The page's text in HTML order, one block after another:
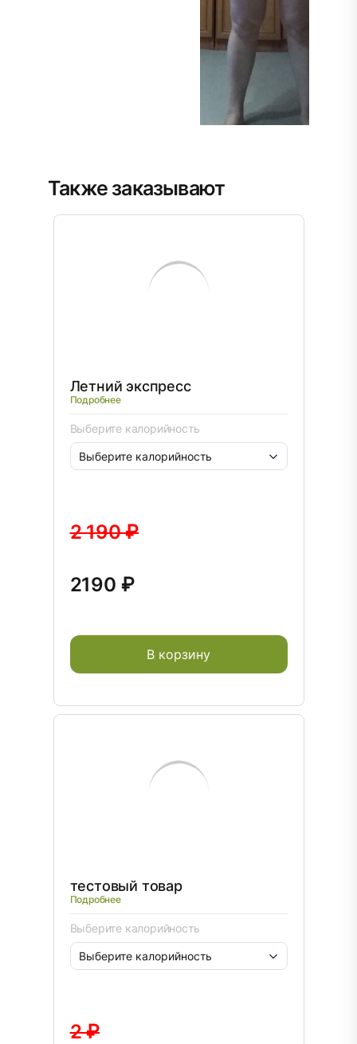
Также заказывают
Летний экспресс
Подробнее
Выберите калорийность
2 190 ₽
2190 ₽
В корзину
тестовый товар
Подробнее
Выберите калорийность
2 ₽